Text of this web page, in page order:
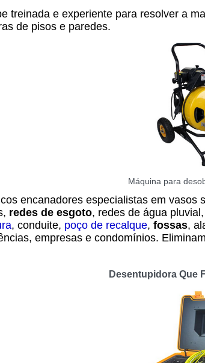
treinada e experiente para resolver a
de pisos e paredes.
Máquina para
encanadores especialistas em vasos
redes de esgoto, redes de água
, conduite, poço de recalque, fossas,
empresas e condomínios.
Desentupidora Que